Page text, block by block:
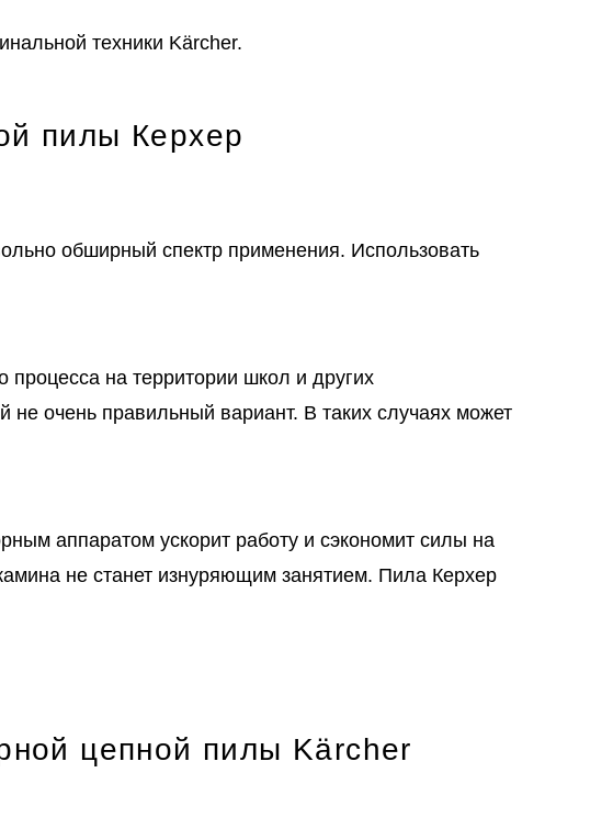
техники Kärcher.
пилы Керхер
обширный спектр применения. Использовать
на территории школ и других
не очень правильный вариант. В таких случаях может
аппаратом ускорит работу и сэкономит силы на
не станет изнуряющим занятием. Пила Керхер
цепной пилы Kärcher